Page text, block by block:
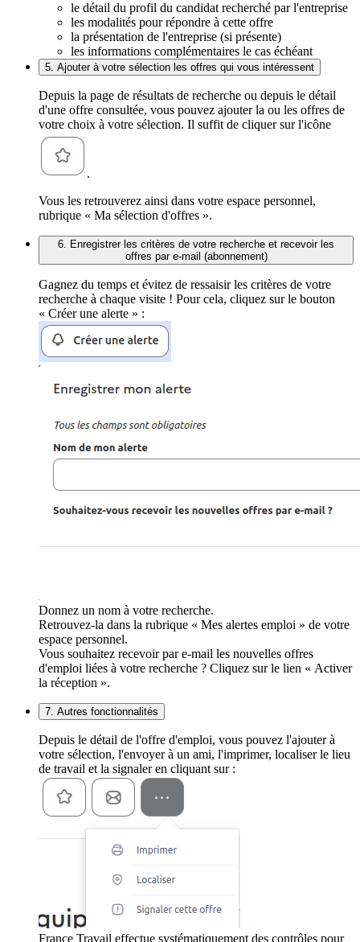
le détail du profil du candidat recherché par l'entreprise
les modalités pour répondre à cette offre
la présentation de l'entreprise (si présente)
les informations complémentaires le cas échéant
5. Ajouter à votre sélection les offres qui vous intéressent
Depuis la page de résultats de recherche ou depuis le détail
d'une offre consultée, vous pouvez ajouter la ou les offres de
votre choix à votre sélection. Il suffit de cliquer sur l'icône
.
Vous les retrouverez ainsi dans votre espace personnel,
rubrique « Ma sélection d'offres ».
6. Enregistrer les critères de votre recherche et recevoir les
offres par e-mail (abonnement)
Gagnez du temps et évitez de ressaisir les critères de votre
recherche à chaque visite ! Pour cela, cliquez sur le bouton
« Créer une alerte » :
Donnez un nom à votre recherche.
Retrouvez-la dans la rubrique « Mes alertes emploi » de votre
espace personnel.
Vous souhaitez recevoir par e-mail les nouvelles offres
d'emploi liées à votre recherche ? Cliquez sur le lien « Activer
la réception ».
7. Autres fonctionnalités
Depuis le détail de l'offre d'emploi, vous pouvez l'ajouter à
votre sélection, l'envoyer à un ami, l'imprimer, localiser le lieu
de travail et la signaler en cliquant sur :
France Travail effectue systématiquement des contrôles pour